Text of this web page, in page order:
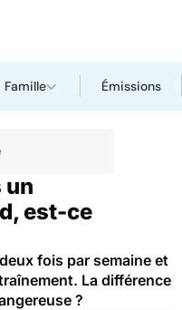
Famille Émissions
un
est-ce
fois par semaine et
La différence
?